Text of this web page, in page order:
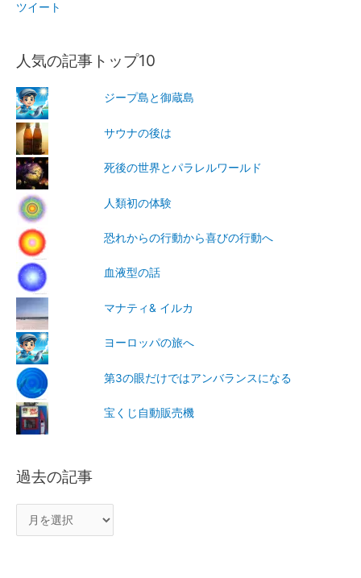
ツイート
人気の記事トップ10
ジープ島と御蔵島
サウナの後は
死後の世界とパラレルワールド
人類初の体験
恐れからの行動から喜びの行動へ
血液型の話
マナティ& イルカ
ヨーロッパの旅へ
第3の眼だけではアンバランスになる
宝くじ自動販売機
過去の記事